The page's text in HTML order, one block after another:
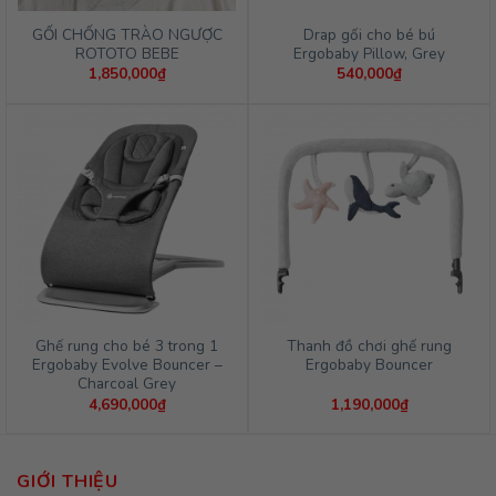
GỐI CHỐNG TRÀO NGƯỢC
ROTOTO BEBE
1,850,000₫
Drap gối cho bé bú
Ergobaby Pillow, Grey
540,000₫
Ghế rung cho bé 3 trong 1
Ergobaby Evolve Bouncer –
Charcoal Grey
4,690,000₫
Thanh đồ chơi ghế rung
Ergobaby Bouncer
1,190,000₫
GIỚI THIỆU